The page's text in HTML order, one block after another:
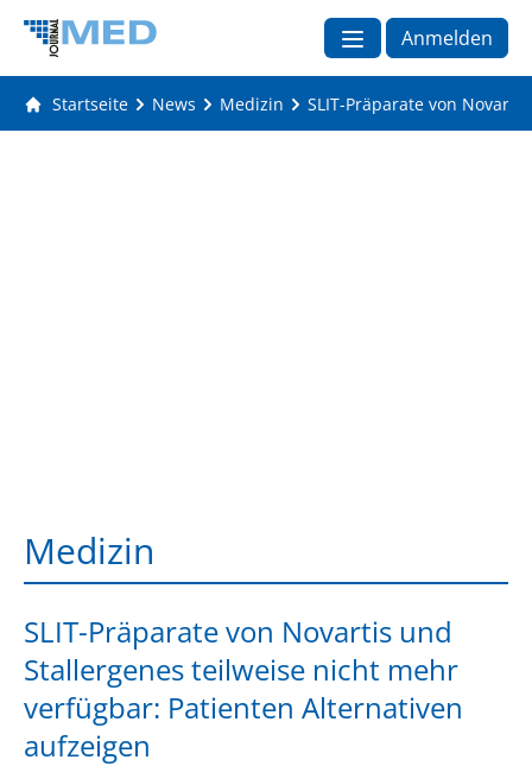
Anmelden
Startseite News Medizin SLIT-Präparate von
Medizin
SLIT-Präparate von Novartis und
Stallergenes teilweise nicht mehr
verfügbar: Patienten Alternativen
aufzeigen